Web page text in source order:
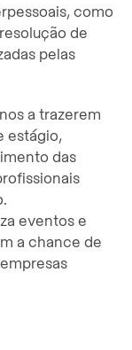
como
de
pelas
a trazerem
estágio,
das
eventos e
a chance de